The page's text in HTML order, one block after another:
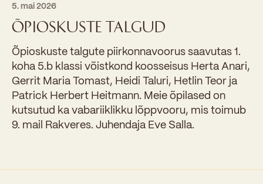
5. mai 2026
ÕPIOSKUSTE TALGUD
Õpioskuste talgute piirkonnavoorus saavutas 1.
koha 5.b klassi võistkond koosseisus Herta Anari,
Gerrit Maria Tomast, Heidi Taluri, Hetlin Teor ja
Patrick Herbert Heitmann. Meie õpilased on
kutsutud ka vabariiklikku lõppvooru, mis toimub
9. mail Rakveres. Juhendaja Eve Salla.